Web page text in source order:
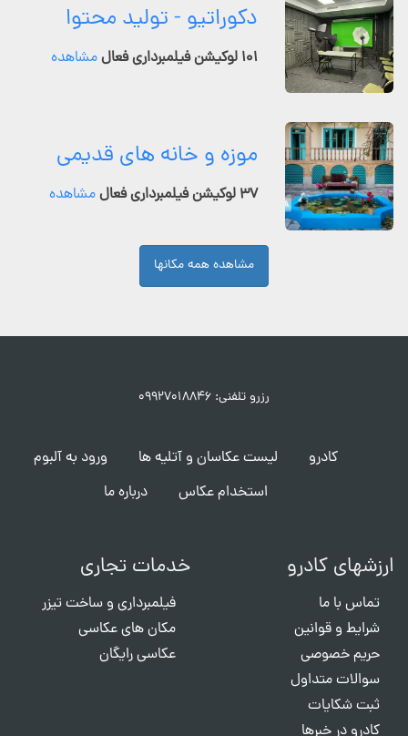
دکوراتیو - تولید محتوا
۱۰۱ لوکیشن فیلمبرداری فعال مشاهده
موزه و خانه های قدیمی
۳۷ لوکیشن فیلمبرداری فعال مشاهده
مشاهده همه مکانها
رزرو تلفنی: ۰۹۹۲۷۰۱۸۸۴۶
کادرو لیست عکاسان و آتلیه ها
ورود به آلبوم
استخدام عکاس
درباره ما
ارزشهای کادرو
تماس با ما
شرایط و قوانین
حریم خصوصی
سوالات متداول
ثبت شکایات
کادرو در خبرها
خدمات تجاری
فیلمبرداری و ساخت تیزر
مکان های عکاسی
عکاسی رایگان